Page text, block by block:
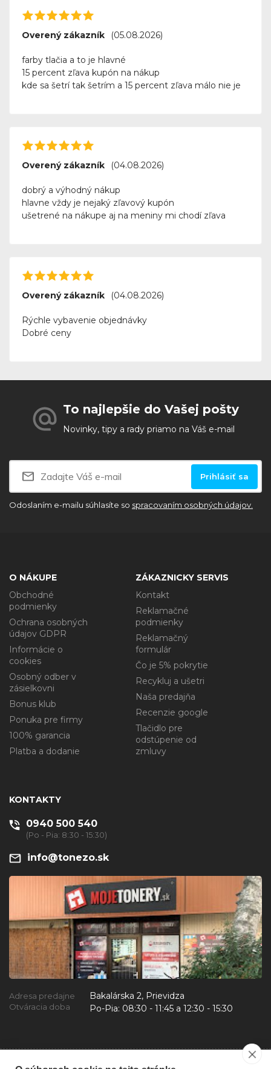
Overený zákazník (05.08.2026)
farby tlačia a to je hlavné
15 percent zľava kupón na nákup
kde sa šetrí tak šetrím a 15 percent zľava málo nie je
Overený zákazník (04.08.2026)
dobrý a výhodný nákup
hlavne vždy je nejaký zľavový kupón
ušetrené na nákupe aj na meniny mi chodí zľava
Overený zákazník (04.08.2026)
Rýchle vybavenie objednávky
Dobré ceny
To najlepšie do Vašej pošty
Novinky, tipy a rady priamo na Váš e-mail
Prihlásiť sa
Odoslaním e-mailu súhlasíte so spracovaním osobných údajov.
O NÁKUPE
Obchodné
podmienky
Ochrana osobných
údajov GDPR
Informácie o
cookies
Osobný odber v
zásielkovni
Bonus klub
Ponuka pre firmy
100% garancia
Platba a dodanie
ZÁKAZNICKY SERVIS
Kontakt
Reklamačné
podmienky
Reklamačný
formulár
Čo je 5% pokrytie
Recykluj a ušetri
Naša predajňa
Recenzie google
Tlačidlo pre
odstúpenie od
zmluvy
KONTAKTY
0940 500 540
(Po - Pia: 8:30 - 15:30)
info@tonezo.sk
Adresa predajne Bakalárska 2, Prievidza
Otváracia doba Po-Pia: 08:30 - 11:45 a 12:30 - 15:30